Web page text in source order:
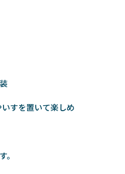
すを置いて楽しめ